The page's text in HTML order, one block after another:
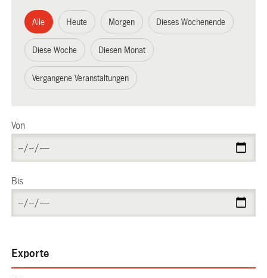
Alle Heute Morgen Dieses Wochenende
Diese Woche Diesen Monat
Vergangene Veranstaltungen
Von
Bis
Exporte